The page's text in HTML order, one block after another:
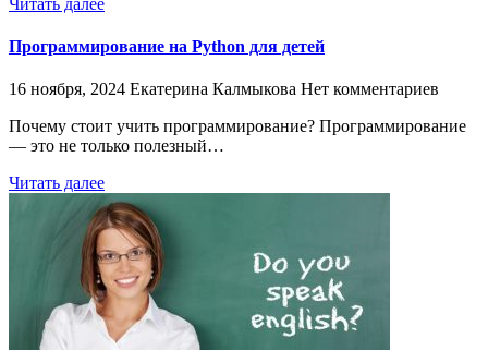
Программирование на Python для детей
16 ноября, 2024 Екатерина Калмыкова Нет комментариев
Почему стоит учить программирование? Программирование
— это не только полезный…
Читать далее